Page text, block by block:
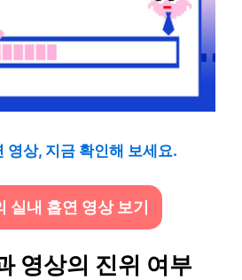
영상, 지금 확인해 보세요.
실내 흡연 영상 보기
영상의 진위 여부